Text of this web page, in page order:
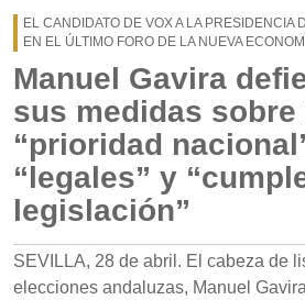
EL CANDIDATO DE VOX A LA PRESIDENCIA
EN EL ÚLTIMO FORO DE LA NUEVA
Manuel Gavira
sus medidas sobre
“prioridad
“legales” y
legislación”
SEVILLA, 28 de abril. El cabeza de
elecciones andaluzas, Manuel